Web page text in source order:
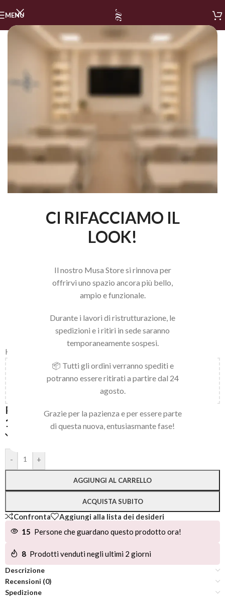
CI RIFACCIAMO IL
LOOK!
Il nostro Musa Store si rinnova per
offrirvi uno spazio ancora più bello,
ampio e funzionale.
Durante i lavori di ristrutturazione, le
spedizioni e i ritiri in sede saranno
temporaneamente sospesi.
📦 Tutti gli ordini verranno spediti e
potranno essere ritirati a partire dal 24
agosto.
Grazie per la pazienza e per essere parte
di questa nuova, entusiasmante fase!
MENU
Home
150,00
al carrello e ottieni la spedizione
PENNELLO DOUBLE BRUSH SILICONE
16,90
- +
AGGIUNGI AL CARRELLO
ACQUISTA SUBITO
Alternative:
Confronta
Aggiungi alla lista dei desideri
15 Persone che guardano questo prodotto ora!
8 Prodotti venduti negli ultimi 2 giorni
Descrizione
Recensioni (0)
Spedizione